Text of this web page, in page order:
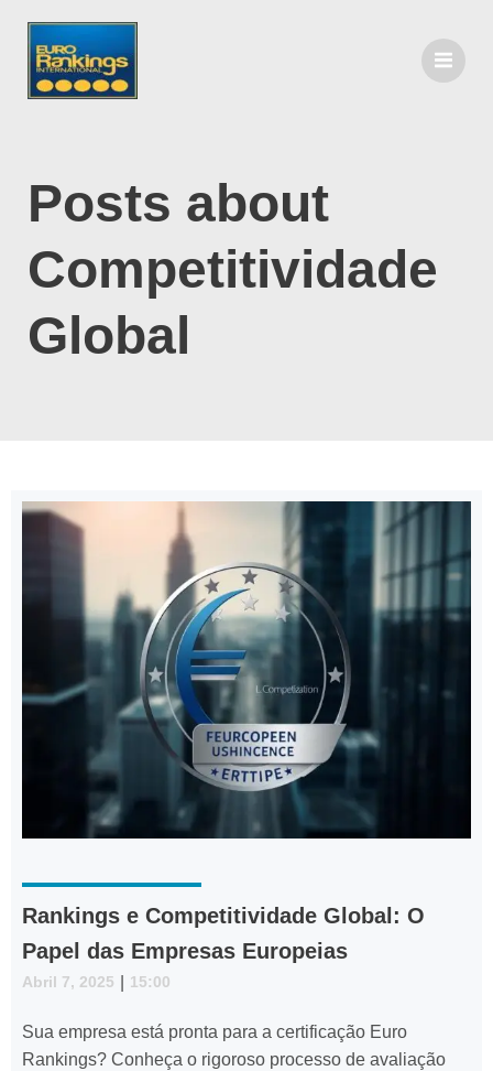
Posts about
Competitividade
Global
Rankings e Competitividade Global: O
Papel das Empresas Europeias
Abril 7, 2025 15:00
Sua empresa está pronta para a certificação Euro
Rankings? Conheça o rigoroso processo de avaliação